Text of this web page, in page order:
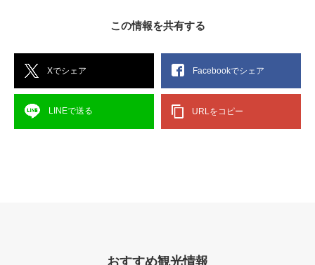
この情報を共有する
Xでシェア Facebookでシェア
LINEで送る URLをコピー
おすすめ観光情報